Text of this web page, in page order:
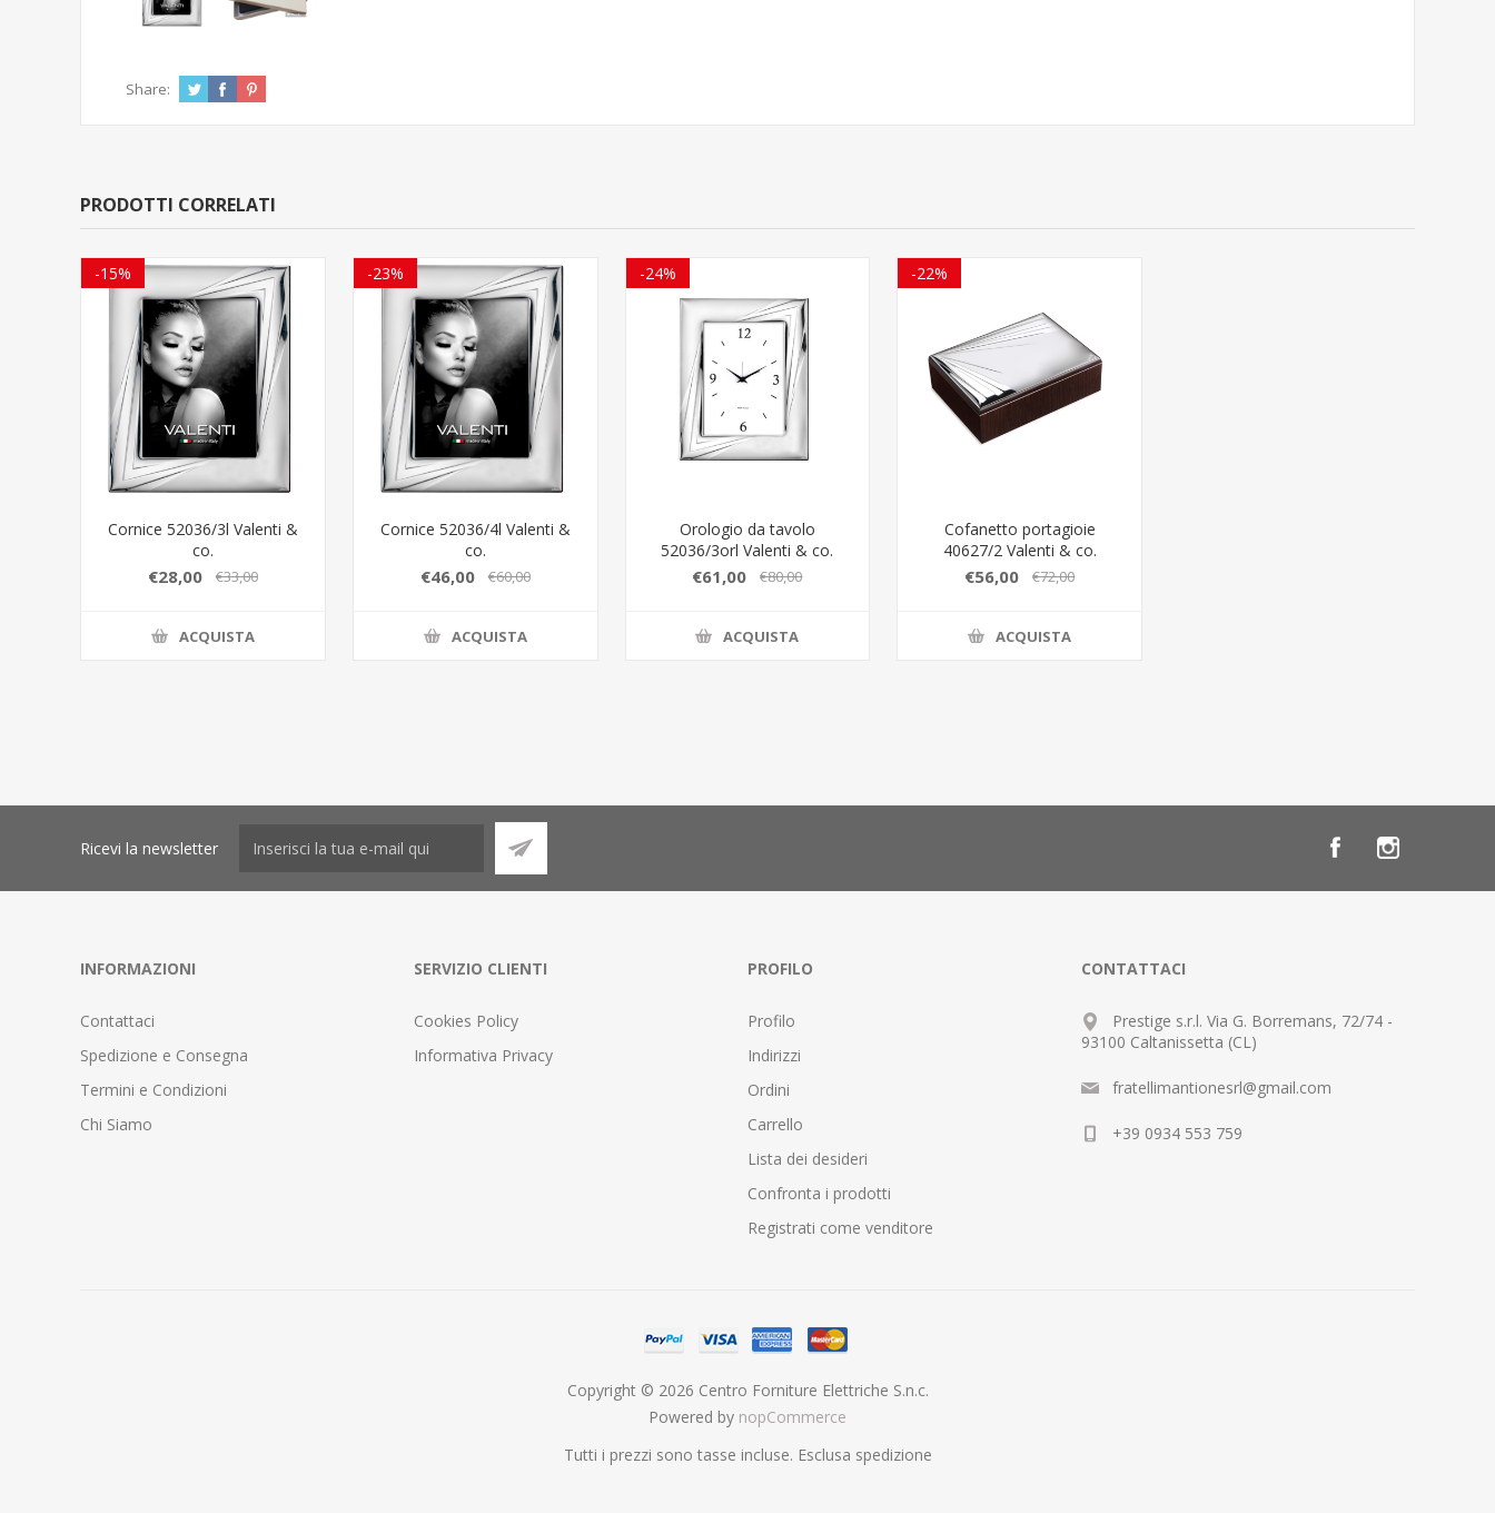
Share:
PRODOTTI CORRELATI
-15%
Cornice 52036/3l Valenti &
co.
€28,00 €33,00
ACQUISTA
-23%
Cornice 52036/4l Valenti &
co.
€46,00 €60,00
ACQUISTA
-24%
Orologio da tavolo
52036/3orl Valenti & co.
€61,00 €80,00
ACQUISTA
-22%
Cofanetto portagioie
40627/2 Valenti & co.
€56,00 €72,00
ACQUISTA
Ricevi la newsletter
INFORMAZIONI
Contattaci
Spedizione e Consegna
Termini e Condizioni
Chi Siamo
SERVIZIO CLIENTI
Cookies Policy
Informativa Privacy
PROFILO
Profilo
Indirizzi
Ordini
Carrello
Lista dei desideri
Confronta i prodotti
Registrati come venditore
CONTATTACI
Prestige s.r.l. Via G. Borremans, 72/74 -
93100 Caltanissetta (CL)
fratellimantionesrl@gmail.com
+39 0934 553 759
Copyright © 2026 Centro Forniture Elettriche S.n.c.
Powered by nopCommerce
Tutti i prezzi sono tasse incluse. Esclusa spedizione